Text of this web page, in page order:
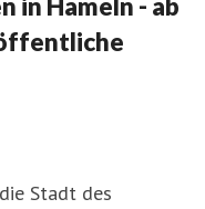
in Hameln - ab
Stadt des